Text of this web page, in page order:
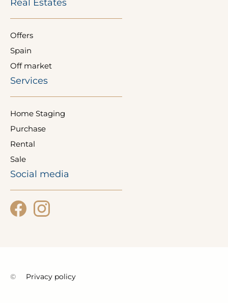
Real Estates
Offers
Spain
Off market
Services
Home Staging
Purchase
Rental
Sale
Social media
© Privacy policy